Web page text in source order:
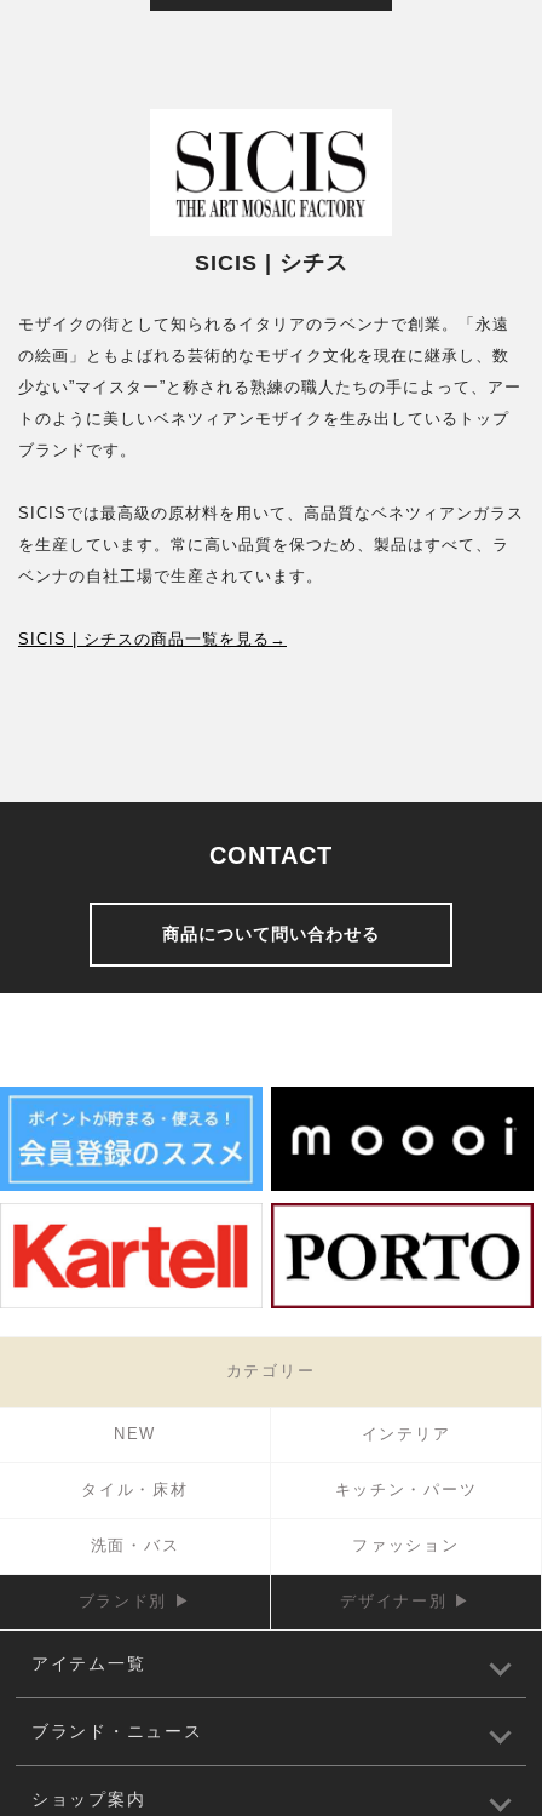
SICIS | シチス
モザイクの街として知られるイタリアのラベンナで創業。「永遠
の絵画」ともよばれる芸術的なモザイク文化を現在に継承し、数
少ない”マイスター”と称される熟練の職人たちの手によって、アー
トのように美しいベネツィアンモザイクを生み出しているトップ
ブランドです。
SICISでは最高級の原材料を用いて、高品質なベネツィアンガラス
を生産しています。常に高い品質を保つため、製品はすべて、ラ
ベンナの自社工場で生産されています。
SICIS | シチスの商品一覧を見る→
CONTACT
商品について問い合わせる
カテゴリー
NEW インテリア
タイル・床材 キッチン・パーツ
洗面・バス ファッション
ブランド別 ▶ デザイナー別 ▶
アイテム一覧
ブランド・ニュース
ショップ案内